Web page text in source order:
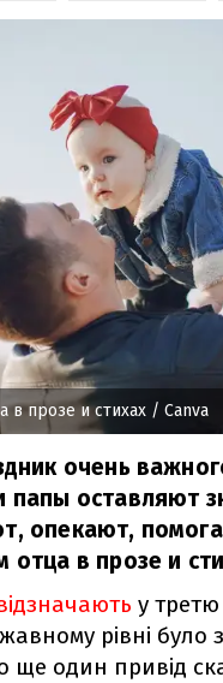
в прозе и стихах / Canva
очень
папы оставляют
опекают,
отца в прозе и
у
рівні було
ще один привід